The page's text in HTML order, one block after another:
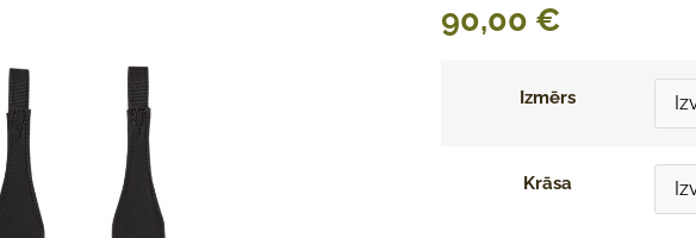
90,00 €
Izmērs
Krāsa